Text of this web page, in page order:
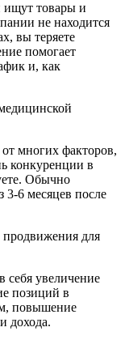
ищут товары и
не находится
вы теряете
помогает
и, как
многих факторов,
конкуренции в
Обычно
3-6 месяцев после
продвижения для
себя увеличение
позиций в
повышение
дохода.